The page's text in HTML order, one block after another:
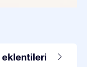
eklentileri